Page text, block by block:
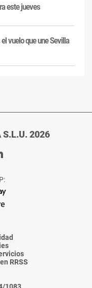
este jueves
vuelo que une Sevilla
S.L.U. 2026
Ir
de
La
Voz
RRSS